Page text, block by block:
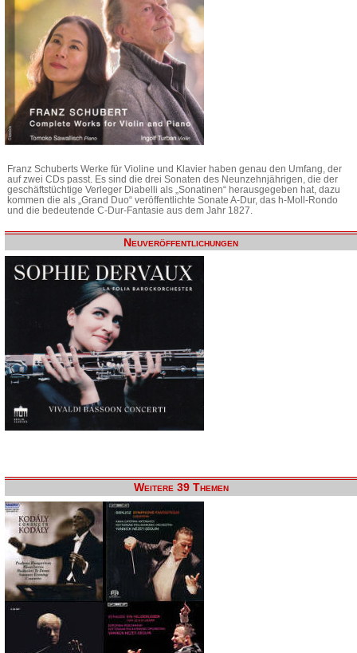
Franz Schuberts Werke für Violine und Klavier haben genau den Umfang, der
auf zwei CDs passt. Es sind die drei Sonaten des Neunzehnjährigen, die der
geschäftstüchtige Verleger Diabelli als „Sonatinen“ herausgegeben hat, dazu
kommen die als „Grand Duo“ veröffentlichte Sonate A-Dur, das h-Moll-Rondo
und die bedeutende C-Dur-Fantasie aus dem Jahr 1827.
Neuveröffentlichungen
Weitere 39 Themen